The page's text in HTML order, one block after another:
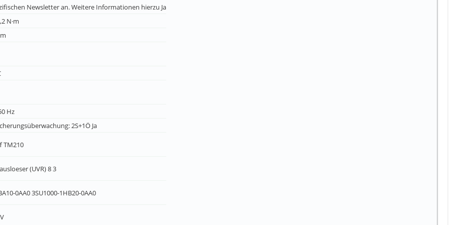
Newsletter an. Weitere Informationen hierzu Ja
N·m
Hz
2S+1Ö Ja
TM210
(UVR) 8 3
0AA0 3SU1000-1HB20-0AA0